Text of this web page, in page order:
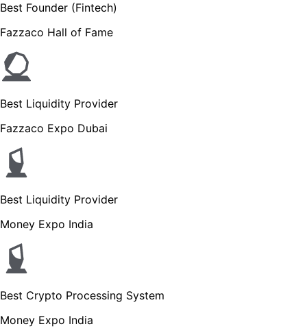
Best Founder (Fintech)
Fazzaco Hall of Fame
Best Liquidity Provider
Fazzaco Expo Dubai
Best Liquidity Provider
Money Expo India
Best Crypto Processing System
Money Expo India